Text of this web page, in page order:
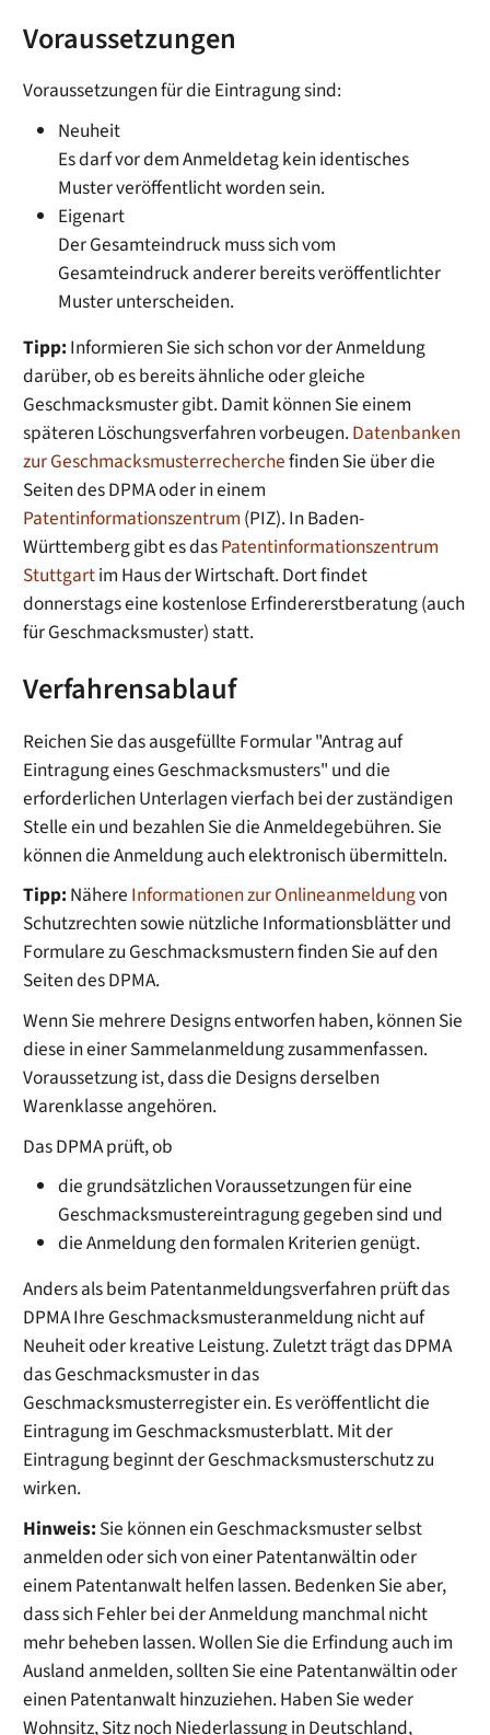
Voraussetzungen
Voraussetzungen für die Eintragung sind:
Neuheit
Es darf vor dem Anmeldetag kein identisches
Muster veröffentlicht worden sein.
Eigenart
Der Gesamteindruck muss sich vom
Gesamteindruck anderer bereits veröffentlichter
Muster unterscheiden.
Tipp: Informieren Sie sich schon vor der Anmeldung
darüber, ob es bereits ähnliche oder gleiche
Geschmacksmuster gibt. Damit können Sie einem
späteren Löschungsverfahren vorbeugen. Datenbanken
zur Geschmacksmusterrecherchefinden Sie über die
Seiten des DPMA oder in einem
Patentinformationszentrum (PIZ). In Baden-
Württemberg gibt es dasPatentinformationszentrum
Stuttgartim Haus der Wirtschaft. Dort findet
donnerstags eine kostenlose Erfindererstberatung (auch
für Geschmacksmuster) statt.
Verfahrensablauf
Reichen Sie das ausgefüllte Formular "Antrag auf
Eintragung eines Geschmacksmusters" und die
erforderlichen Unterlagen vierfach bei der zuständigen
Stelle ein und bezahlen Sie die Anmeldegebühren. Sie
können die Anmeldung auch elektronisch übermitteln.
Tipp: Nähere Informationen zur Onlineanmeldungvon
Schutzrechten sowie nützliche Informationsblätter und
Formulare zu Geschmacksmustern finden Sie auf den
Seiten des DPMA.
Wenn Sie mehrere Designs entworfen haben, können Sie
diese in einer Sammelanmeldung zusammenfassen.
Voraussetzung ist, dass die Designs derselben
Warenklasse angehören.
Das DPMA prüft, ob
die grundsätzlichen Voraussetzungen für eine
Geschmacksmustereintragung gegeben sind und
die Anmeldung den formalen Kriterien genügt.
Anders als beim Patentanmeldungsverfahren prüft das
DPMA Ihre Geschmacksmusteranmeldung nicht auf
Neuheit oder kreative Leistung. Zuletzt trägt das DPMA
das Geschmacksmuster in das
Geschmacksmusterregister ein. Es veröffentlicht die
Eintragungim Geschmacksmusterblatt. Mit der
Eintragung beginnt der Geschmacksmusterschutz zu
wirken.
Hinweis: Sie können ein Geschmacksmuster selbst
anmelden oder sich von einer Patentanwältin oder
einem Patentanwalt helfen lassen. Bedenken Sie aber,
dass sich Fehler bei der Anmeldung manchmal nicht
mehr beheben lassen. Wollen Sie die Erfindung auch im
Ausland anmelden, sollten Sie eine Patentanwältin oder
einen Patentanwalt hinzuziehen. Haben Sie weder
Wohnsitz, Sitz noch Niederlassung in Deutschland,